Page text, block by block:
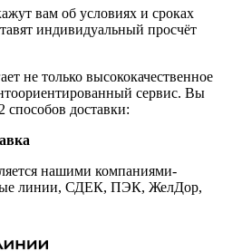
вам об условиях и сроках
индивидуальный просчёт
не только высококачественное
сервис. Вы
способов доставки:
нашими компаниями-
линии, СДЕК, ПЭК, ЖелДор,